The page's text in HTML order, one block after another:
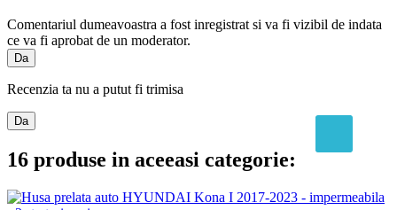
Comentariul dumeavoastra a fost inregistrat si va fi vizibil de indata
ce va fi aprobat de un moderator.
Da
Recenzia ta nu a putut fi trimisa
Da
16 produse in aceeasi categorie: